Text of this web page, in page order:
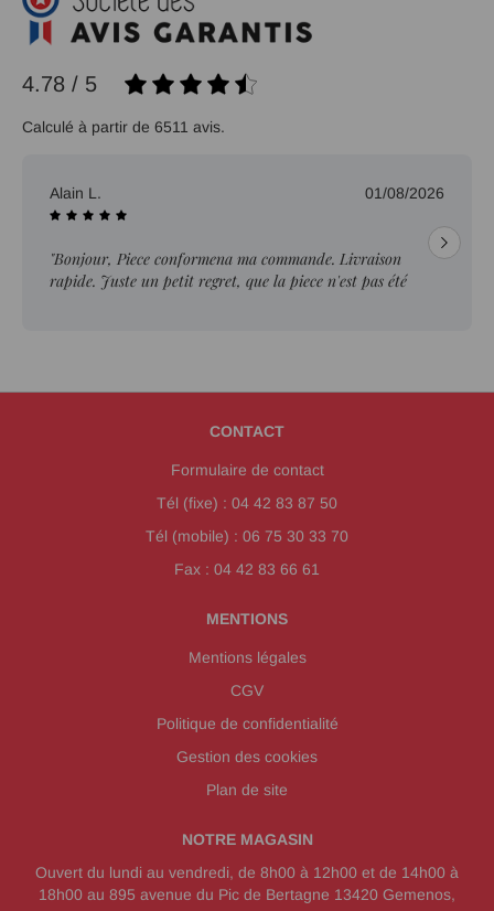
4.78 / 5
Calculé à partir de 6511 avis.
Alain L. 01/08/2026
"Bonjour, Piece conformena ma commande. Livraison
rapide. Juste un petit regret, que la piece n'est pas été
CONTACT
Formulaire de contact
Tél (fixe) : 04 42 83 87 50
Tél (mobile) : 06 75 30 33 70
Fax : 04 42 83 66 61
MENTIONS
Mentions légales
CGV
Politique de confidentialité
Gestion des cookies
Plan de site
NOTRE MAGASIN
Ouvert du lundi au vendredi, de 8h00 à 12h00 et de 14h00 à
18h00 au 895 avenue du Pic de Bertagne 13420 Gemenos,